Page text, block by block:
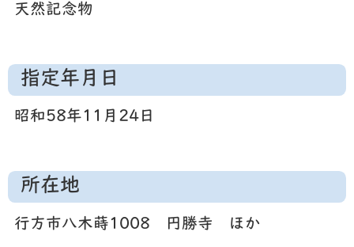
天然記念物
指定年月日
昭和58年11月24日
所在地
行方市八木蒔1008 円勝寺 ほか